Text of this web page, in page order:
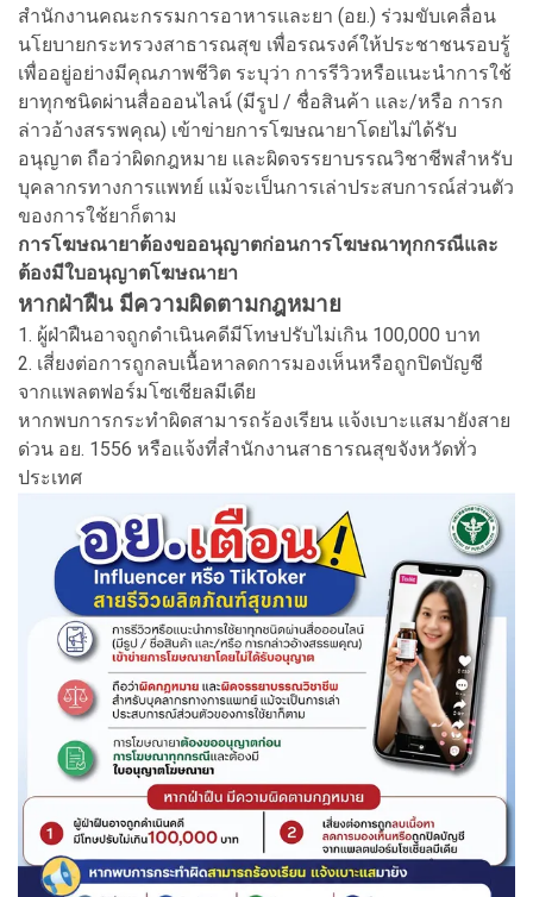
สำนักงานคณะกรรมการอาหารและยา (อย.) ร่วมขับเคลื่อน
นโยบายกระทรวงสาธารณสุข เพื่อรณรงค์ให้ประชาชนรอบรู้
เพื่ออยู่อย่างมีคุณภาพชีวิต ระบุว่า การรีวิวหรือแนะนำการใช้
ยาทุกชนิดผ่านสื่อออนไลน์ (มีรูป / ชื่อสินค้า และ/หรือ การก
ล่าวอ้างสรรพคุณ) เข้าข่ายการโฆษณายาโดยไม่ได้รับ
อนุญาต ถือว่าผิดกฎหมาย และผิดจรรยาบรรณวิชาชีพสำหรับ
บุคลากรทางการแพทย์ แม้จะเป็นการเล่าประสบการณ์ส่วนตัว
ของการใช้ยาก็ตาม
การโฆษณายาต้องขออนุญาตก่อนการโฆษณาทุกกรณีและ
ต้องมีใบอนุญาตโฆษณายา
หากฝ่าฝืน มีความผิดตามกฎหมาย
1. ผู้ฝ่าฝืนอาจถูกดำเนินคดีมีโทษปรับไม่เกิน 100,000 บาท
2. เสี่ยงต่อการถูกลบเนื้อหาลดการมองเห็นหรือถูกปิดบัญชี
จากแพลตฟอร์มโซเชียลมีเดีย
หากพบการกระทำผิดสามารถร้องเรียน แจ้งเบาะแสมายังสาย
ด่วน อย. 1556 หรือแจ้งที่สำนักงานสาธารณสุขจังหวัดทั่ว
ประเทศ